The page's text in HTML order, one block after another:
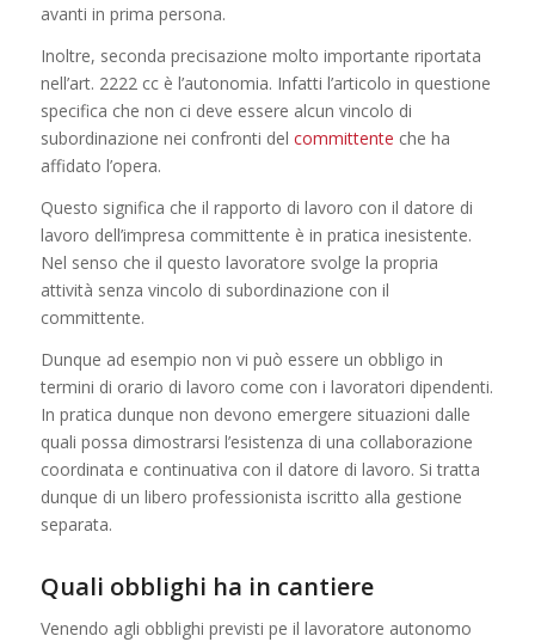
avanti in prima persona.
Inoltre, seconda precisazione molto importante riportata
nell’art. 2222 cc è l’autonomia. Infatti l’articolo in questione
specifica che non ci deve essere alcun vincolo di
subordinazione nei confronti del committente che ha
affidato l’opera.
Questo significa che il rapporto di lavoro con il datore di
lavoro dell’impresa committente è in pratica inesistente.
Nel senso che il questo lavoratore svolge la propria
attività senza vincolo di subordinazione con il
committente.
Dunque ad esempio non vi può essere un obbligo in
termini di orario di lavoro come con i lavoratori dipendenti.
In pratica dunque non devono emergere situazioni dalle
quali possa dimostrarsi l’esistenza di una collaborazione
coordinata e continuativa con il datore di lavoro. Si tratta
dunque di un libero professionista iscritto alla gestione
separata.
Quali obblighi ha in cantiere
Venendo agli obblighi previsti pe il lavoratore autonomo